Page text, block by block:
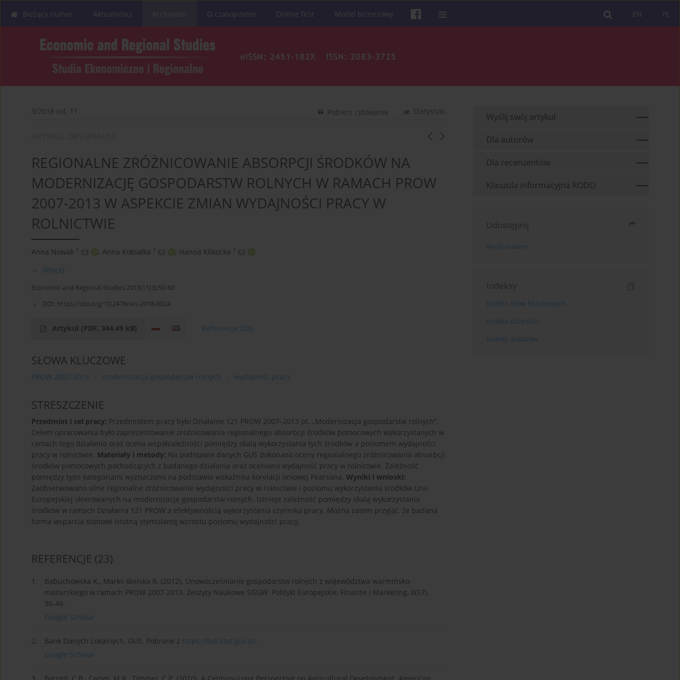
PL
EN
Bieżący numer Aktualności O czasopiśmie Online first Model biznesowy
3/2018 vol. 11 Statystyki
Pobierz cytowanie
REGIONALNE ZRÓŻNICOWANIE ABSORPCJI ŚRODKÓW NA
MODERNIZACJĘ GOSPODARSTW ROLNYCH W RAMACH PROW
2007-2013 W ASPEKCIE ZMIAN WYDAJNOŚCI PRACY W
ROLNICTWIE
Anna Nowak 1 , Anna Kobiałka 1 , Hanna Klikocka 1
Więcej
Economic and Regional Studies 2018;11(3):50-60
DOI: https://doi.org/10.2478/ers-2018-0024
Artykuł (PDF, 344.49 kB) Referencje (23)
SŁOWA KLUCZOWE
PROW 2007-2013 modernizacja gospodarstw rolnych wydajność pracy
STRESZCZENIE
Przedmiot i cel pracy: Przedmiotem pracy było Działanie 121 PROW 2007–2013 pt. „Modernizacja gospodarstw rolnych”.
Celem opracowania było zaprezentowanie zróżnicowania regionalnego absorbcji środków pomocowych wykorzystanych w
ramach tego działania oraz ocena współzależności pomiędzy skalą wykorzystania tych środków a poziomem wydajności
pracy w rolnictwie. Materiały i metody: Na podstawie danych GUS dokonano oceny regionalnego zróżnicowania absorbcji
środków pomocowych pochodzących z badanego działania oraz oceniono wydajność pracy w rolnictwie. Zależność
pomiędzy tymi kategoriami wyznaczono na podstawie wskaźnika korelacji liniowej Pearsona. Wyniki i wnioski:
Zaobserwowano silne regionalne zróżnicowanie wydajności pracy w rolnictwie i poziomu wykorzystania środków Unii
Europejskiej skierowanych na modernizację gospodarstw rolnych. Istnieje zależność pomiędzy skalą wykorzystania
środków w ramach Działania 121 PROW a efektywnością wykorzystania czynnika pracy. Można zatem przyjąć, że badana
forma wsparcia stanowi istotną stymulantę wzrostu poziomu wydajności pracy.
REFERENCJE (23)
1.
Babuchowska K., Marks-Bielska R. (2012). Unowocześnianie gospodarstw rolnych z województwa warmińsko-
mazurskiego w ramach PROW 2007-2013. Zeszyty Naukowe SGGW. Polityki Europejskie, Finanse i Marketing, 8(57),
36-46.
Google Scholar
2. Bank Danych Lokalnych. GUS. Pobrane z https://bdl.stat.gov.pl.
Google Scholar
Wyślij swój artykuł
Dla autorów
Dla recenzentów
Klauzula informacyjna RODO
Udostępnij
Wyślij mailem
Indeksy
Indeks słów kluczowych
Indeks dziedzin
Indeks autorów